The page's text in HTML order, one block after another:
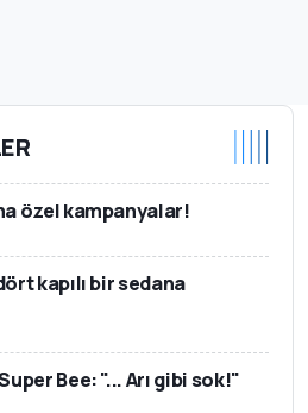
özel kampanyalar!
kapılı bir sedana
Bee: "... Arı gibi sok!"